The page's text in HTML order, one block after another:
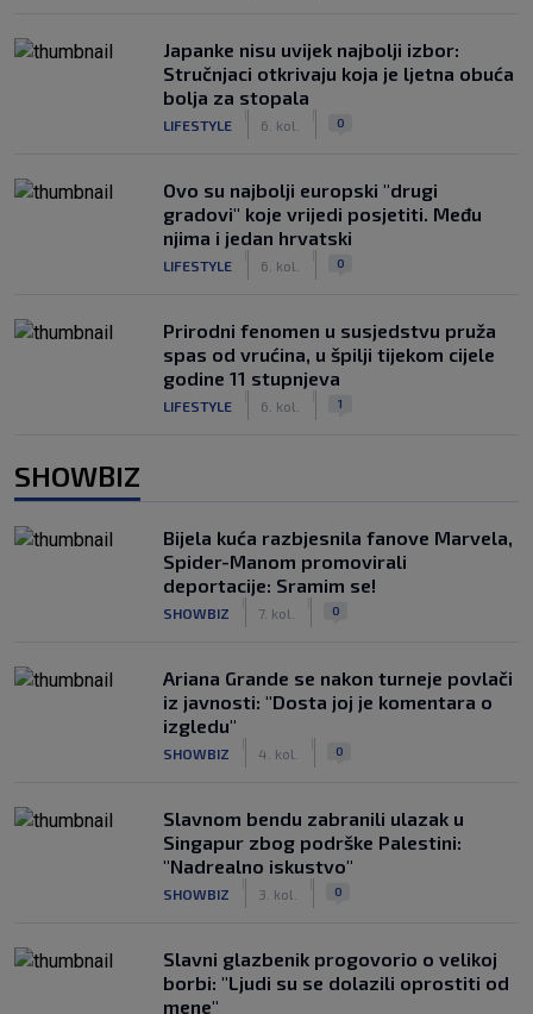
Japanke nisu uvijek najbolji izbor:
Stručnjaci otkrivaju koja je ljetna obuća
bolja za stopala
LIFESTYLE 6. kol. 0
Ovo su najbolji europski "drugi
gradovi" koje vrijedi posjetiti. Među
njima i jedan hrvatski
LIFESTYLE 6. kol. 0
Prirodni fenomen u susjedstvu pruža
spas od vrućina, u špilji tijekom cijele
godine 11 stupnjeva
LIFESTYLE 6. kol. 1
SHOWBIZ
Bijela kuća razbjesnila fanove Marvela,
Spider-Manom promovirali
deportacije: Sramim se!
SHOWBIZ 7. kol. 0
Ariana Grande se nakon turneje povlači
iz javnosti: "Dosta joj je komentara o
izgledu"
SHOWBIZ 4. kol. 0
Slavnom bendu zabranili ulazak u
Singapur zbog podrške Palestini:
"Nadrealno iskustvo"
SHOWBIZ 3. kol. 0
Slavni glazbenik progovorio o velikoj
borbi: "Ljudi su se dolazili oprostiti od
mene"